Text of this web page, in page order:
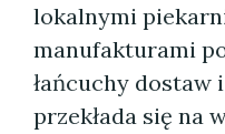
lokalnymi
manufakturami
łańcuchy dostaw
przekłada się na